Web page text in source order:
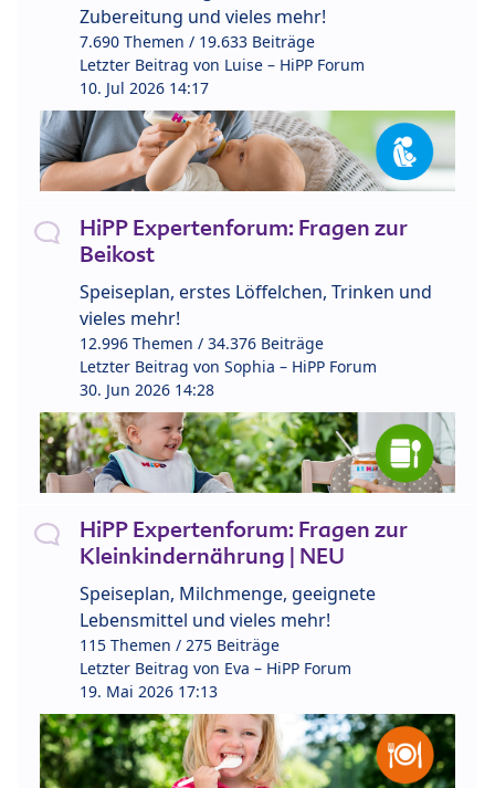
Zubereitung und vieles mehr!
7.690 Themen / 19.633 Beiträge
Letzter Beitrag von Luise – HiPP Forum
10. Jul 2026 14:17
HiPP Expertenforum: Fragen zur
Beikost
Speiseplan, erstes Löffelchen, Trinken und
vieles mehr!
12.996 Themen / 34.376 Beiträge
Letzter Beitrag von Sophia – HiPP Forum
30. Jun 2026 14:28
HiPP Expertenforum: Fragen zur
Kleinkindernährung | NEU
Speiseplan, Milchmenge, geeignete
Lebensmittel und vieles mehr!
115 Themen / 275 Beiträge
Letzter Beitrag von Eva – HiPP Forum
19. Mai 2026 17:13